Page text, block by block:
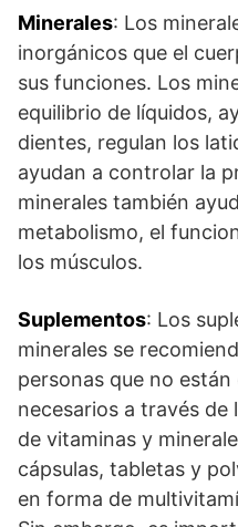
Minerales: Los
inorgánicos que el
sus funciones. Los
equilibrio de líquidos,
dientes, regulan los
ayudan a controlar la
minerales también
metabolismo, el
los músculos.
Suplementos: Los
minerales se
personas que no
necesarios a través de
de vitaminas y
cápsulas, tabletas y
en forma de